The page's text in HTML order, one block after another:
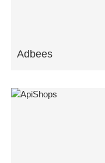
Adbees